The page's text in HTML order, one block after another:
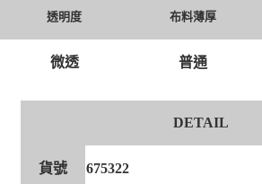
透明度 布料薄厚
微透 普通
DETAIL
貨號 675322